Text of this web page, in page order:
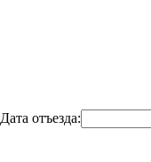
Дата отъезда: